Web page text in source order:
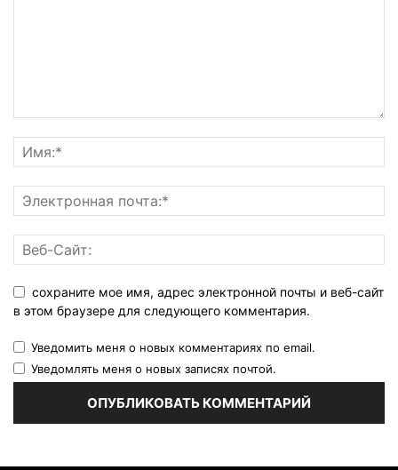
сохраните мое имя, адрес электронной почты и веб-сайт
в этом браузере для следующего комментария.
Уведомить меня о новых комментариях по email.
Уведомлять меня о новых записях почтой.